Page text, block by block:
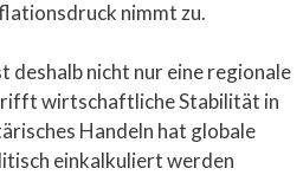
nimmt zu.
deshalb nicht nur eine regionale
wirtschaftliche Stabilität in
Handeln hat globale
einkalkuliert werden